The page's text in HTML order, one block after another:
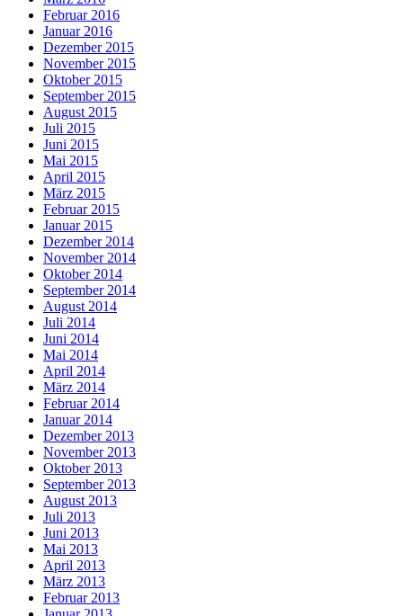
Februar 2016
Januar 2016
Dezember 2015
November 2015
Oktober 2015
September 2015
August 2015
Juli 2015
Juni 2015
Mai 2015
April 2015
März 2015
Februar 2015
Januar 2015
Dezember 2014
November 2014
Oktober 2014
September 2014
August 2014
Juli 2014
Juni 2014
Mai 2014
April 2014
März 2014
Februar 2014
Januar 2014
Dezember 2013
November 2013
Oktober 2013
September 2013
August 2013
Juli 2013
Juni 2013
Mai 2013
April 2013
März 2013
Februar 2013